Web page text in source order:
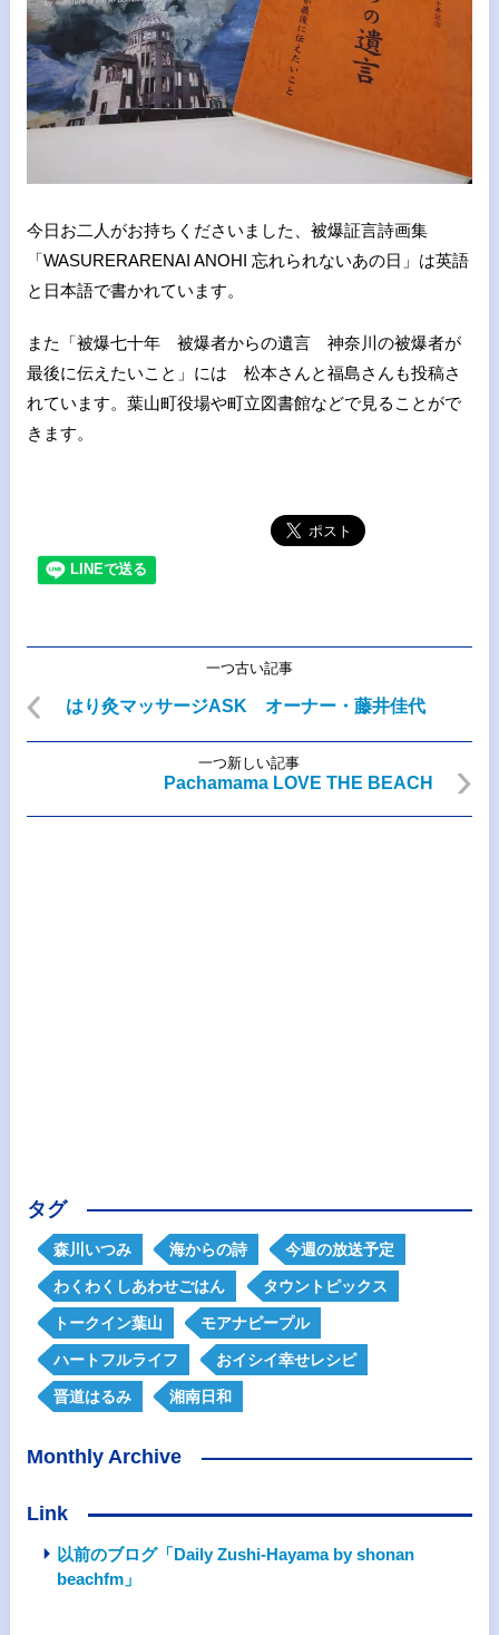
今日お二人がお持ちくださいました、被爆証言詩画集
「WASURERARENAI ANOHI 忘れられないあの日」は英語
と日本語で書かれています。
また「被爆七十年 被爆者からの遺言 神奈川の被爆者が
最後に伝えたいこと」には 松本さんと福島さんも投稿さ
れています。葉山町役場や町立図書館などで見ることがで
きます。
一つ古い記事
はり灸マッサージASK オーナー・藤井佳代
一つ新しい記事
Pachamama LOVE THE BEACH
タグ
森川いつみ 海からの詩 今週の放送予定
わくわくしあわせごはん タウントピックス
トークイン葉山 モアナピープル
ハートフルライフ おイシイ幸せレシピ
晋道はるみ 湘南日和
Monthly Archive
Link
以前のブログ「Daily Zushi-Hayama by shonan
beachfm」